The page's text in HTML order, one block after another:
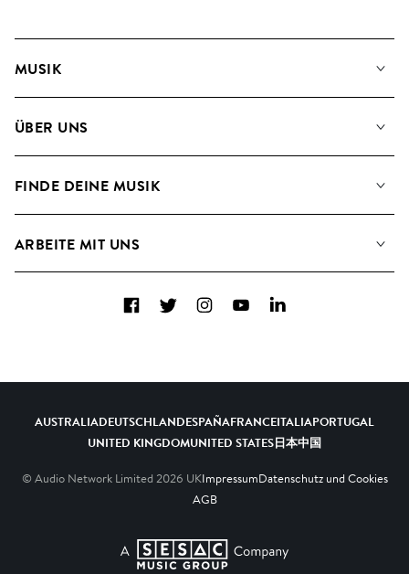
MUSIK
Suche
ÜBER UNS
Blog
FINDE DEINE MUSIK
Kontakt
ARBEITE MIT UNS
A&R - Demo-Einsendungen
FacebookTwitterInstagramYouTubeLinkedIn
AUSTRALIADEUTSCHLANDESPAÑAFRANCEITALIAPORTUGAL
UNITED KINGDOMUNITED STATES日本中国
© Audio Network Limited 2026 UKImpressumDatenschutz und Cookies
AGB
A SESAC Company